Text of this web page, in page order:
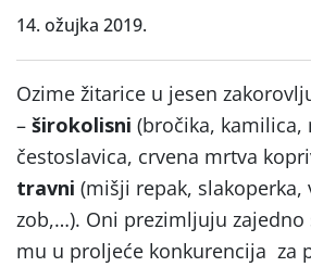
14. ožujka 2019.
Ozime žitarice u jesen
– širokolisni (bročika, kamilica,
čestoslavica, crvena mrtva
travni (mišji repak, slakoperka,
zob,…). Oni prezimljuju zajedno
mu u proljeće konkurencija za